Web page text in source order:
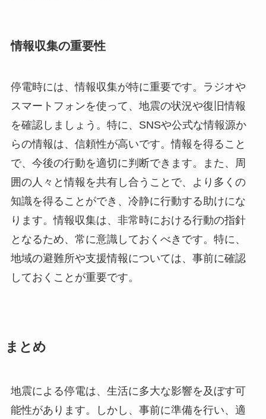
情報収集の重要性
停電時には、情報収集が特に重要です。ラジオや
スマートフォンを使って、地震の状況や復旧情報
を確認しましょう。特に、SNSや公式な情報源か
らの情報は、信頼性が高いです。情報を得ること
で、今後の行動を適切に判断できます。また、周
囲の人々と情報を共有し合うことで、より多くの
知識を得ることができ、冷静に行動する助けにな
ります。情報収集は、非常時における行動の指針
となるため、常に意識しておくべきです。特に、
地域の避難所や支援情報については、事前に確認
しておくことが重要です。
まとめ
地震による停電は、生活に多大な影響を及ぼす可
能性があります。しかし、事前に準備を行い、適